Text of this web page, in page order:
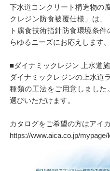
下水道コンクリート構造物の
クレジン防食被覆仕様」は
ト腐食技術指針防食環境条
らゆるニーズにお応えします。
■ダイナミックレジン 上水道
ダイナミックレジンの上水道
種類の工法をご用意しまし
選びいただけます。
カタログをご希望の方はアイ
https://www.aica.co.jp/mypage/